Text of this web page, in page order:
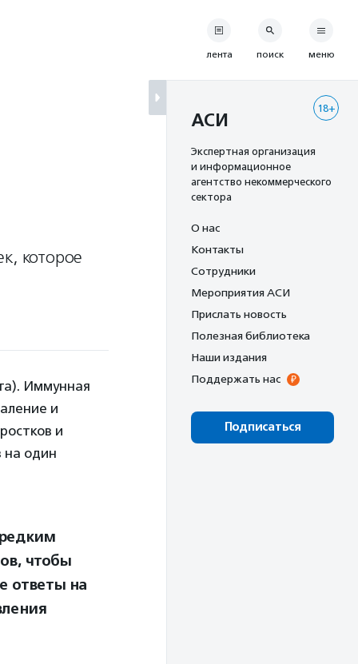
которое
Иммунная
и
и
на один
чтобы
ответы на
лента поиск меню
18+
АСИ
Экспертная организация
и информационное
агентство некоммерческого
сектора
О нас
Контакты
Сотрудники
Мероприятия АСИ
Прислать новость
Полезная библиотека
Наши издания
Поддержать нас
Подписаться